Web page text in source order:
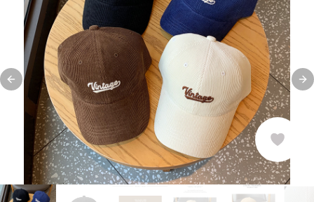
Previous slide